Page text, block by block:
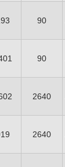
90
90
2640
2640